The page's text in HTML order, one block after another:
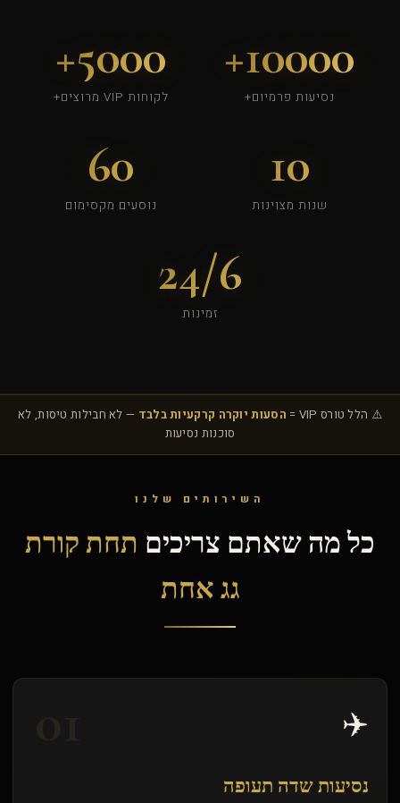
10000+
נסיעות פרמיום+
5000+
לקוחות VIP מרוצים+
10
שנות מצוינות
60
נוסעים מקסימום
24/6
זמינות
⚠️ הלל טורס VIP = הסעות יוקרה קרקעיות בלבד — לא חבילות טיסות, לא
סוכנות נסיעות
השירותים שלנו
כל מה שאתם צריכים תחת קורת
גג אחת
✈️
נסיעות שדה תעופה